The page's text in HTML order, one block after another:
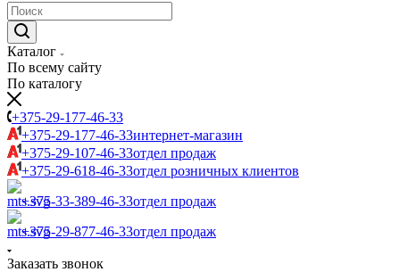
Каталог
По всему сайту
По каталогу
+375-29-177-46-33
+375-29-177-46-33интернет-магазин
+375-29-107-46-33отдел продаж
+375-29-618-46-33отдел розничных клиентов
+375-33-389-46-33отдел продаж
+375-29-877-46-33отдел продаж
Заказать звонок